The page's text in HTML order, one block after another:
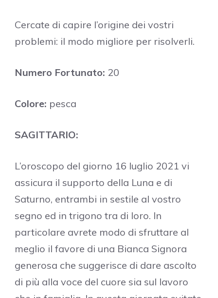
Cercate di capire l’origine dei vostri
problemi: il modo migliore per risolverli.
Numero Fortunato: 20
Colore: pesca
SAGITTARIO:
L’oroscopo del giorno 16 luglio 2021 vi
assicura il supporto della Luna e di
Saturno, entrambi in sestile al vostro
segno ed in trigono tra di loro. In
particolare avrete modo di sfruttare al
meglio il favore di una Bianca Signora
generosa che suggerisce di dare ascolto
di più alla voce del cuore sia sul lavoro